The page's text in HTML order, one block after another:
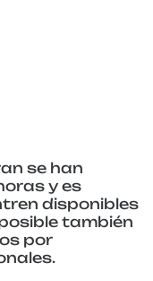
se han
y es
disponibles
también
por